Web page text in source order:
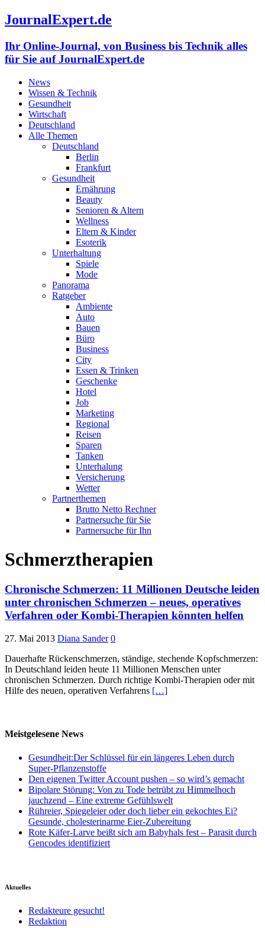
JournalExpert.de
Ihr Online-Journal, von Business bis Technik alles
für Sie auf JournalExpert.de
News
Wissen & Technik
Gesundheit
Wirtschaft
Deutschland
Alle Themen
Deutschland
Berlin
Frankfurt
Gesundheit
Ernährung
Beauty
Senioren & Altern
Wellness
Eltern & Kinder
Esoterik
Unterhaltung
Spiele
Mode
Panorama
Ratgeber
Ambiente
Auto
Bauen
Büro
Business
City
Essen & Trinken
Geschenke
Hotel
Job
Marketing
Regional
Reisen
Sparen
Tanken
Unterhalung
Versicherung
Wetter
Partnerthemen
Brutto Netto Rechner
Partnersuche für Sie
Partnersuche für Ihn
Schmerztherapien
Chronische Schmerzen: 11 Millionen Deutsche leiden
unter chronischen Schmerzen – neues, operatives
Verfahren oder Kombi-Therapien könnten helfen
27. Mai 2013 Diana Sander 0
Dauerhafte Rückenschmerzen, ständige, stechende Kopfschmerzen:
In Deutschland leiden heute 11 Millionen Menschen unter
chronischen Schmerzen. Durch richtige Kombi-Therapien oder mit
Hilfe des neuen, operativen Verfahrens […]
Meistgelesene News
Gesundheit:Der Schlüssel für ein längeres Leben durch
Super-Pflanzenstoffe
Den eigenen Twitter Account pushen – so wird’s gemacht
Bipolare Störung: Von zu Tode betrübt zu Himmelhoch
jauchzend – Eine extreme Gefühlswelt
Rühreier, Spiegeleier oder doch lieber ein gekochtes Ei?
Gesunde, cholesterinarme Eier-Zubereitung
Rote Käfer-Larve beißt sich am Babyhals fest – Parasit durch
Gencodes identifiziert
Aktuelles
Redakteure gesucht!
Redaktion